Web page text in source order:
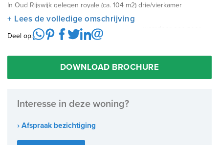
In Oud Rijswijk gelegen royale (ca. 104 m2) drie/vierkamer
parterrewoning met voor- en achtertuin.
De woning is middels een uitbouw vergroot, waardoor een zeer
riante achterslaapkamer is gerealiseerd.
openbaar vervoer, scholen en uitvalswegen.
+ Lees de volledige omschrijving
Deel op:
DOWNLOAD BROCHURE
Interesse in deze woning?
› Afspraak bezichtiging